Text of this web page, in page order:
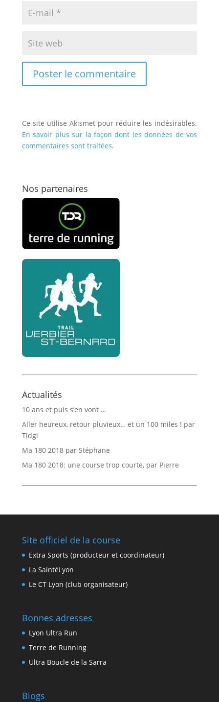
Ce site utilise Akismet pour réduire les indésirables.
En savoir plus sur la façon dont les données de vos
commentaires sont traitées.
Nos partenaires
Actualités
10 ans et puis s’en vont …
Aller heureux, retour pluvieux… et un 100 miles ! par
Tidgi
Ma 180 2018 par Stéphane
Ma 180 2018: une course trop courte, par Pierre
Site officiel de la course
Extra Sports (producteur et coordinateur)
La SaintéLyon
Le CT Lyon (club organisateur)
Bonnes adresses
Lyon Ultra Run
Terre de Running
Ultra Boucle de la Sarra
Blogs